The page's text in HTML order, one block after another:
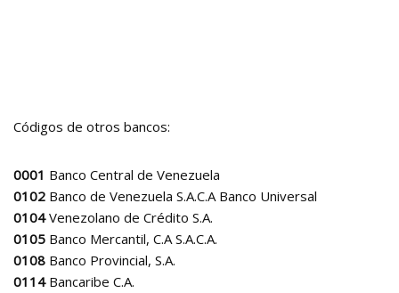
Códigos de otros bancos:
0001 Banco Central de Venezuela
0102 Banco de Venezuela S.A.C.A Banco Universal
0104Venezolano de Crédito S.A.
0105 Banco Mercantil, C.A S.A.C.A.
0108 Banco Provincial, S.A.
0114Bancaribe C.A.